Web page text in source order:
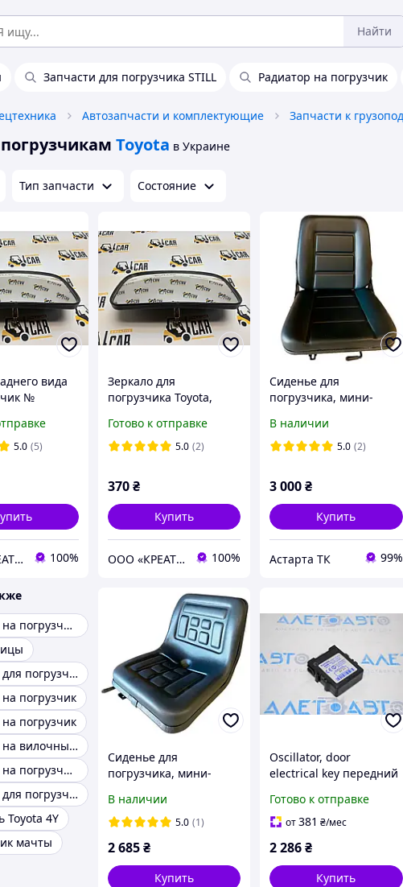
Найти
Запчасти для погрузчика STILL Радиатор на погрузчик
Автозапчасти и комплектующие
Toyota в Украине
Тип запчасти Состояние
вида
№
5.0 (5)
ООО «КРЕАТИВКАР» 100%
Зеркало для
погрузчика Toyota,
Mitsubishi, TCM, Heli,
Caterpillar № 239A9-
Готово к отправке
5.0 (2)
370₴
Купить
ООО «КРЕАТИВКАР» 100%
Сиденье для
погрузчика, мини-
трактора
универсальное -
Т-25, Т-16
В наличии
5.0 (2)
3 000₴
Купить
Астарта ТК 99%
Запчасти на погрузчик Toyota
Запчасти для погрузчика STILL
погрузчик
погрузчик
Запчасти на вилочный погрузчик
Запчасти на погрузчик Linde
Запчасти для погрузчиков балканкар
Toyota 4Y
мачты
Сиденье для
погрузчика, мини-
универсальное со
сливом воды-
и других
В наличии
5.0 (1)
2 685₴
Купить
Oscillator, door
electrical key передний
04-09 8999147010
Готово к отправке
от381 ₴/мес
2 286₴
Купить